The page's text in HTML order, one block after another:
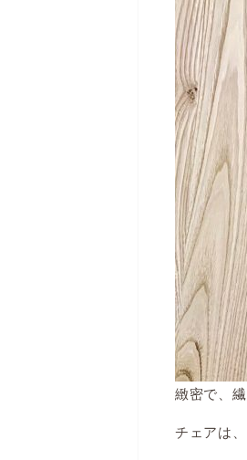
緻密で、
チェアは